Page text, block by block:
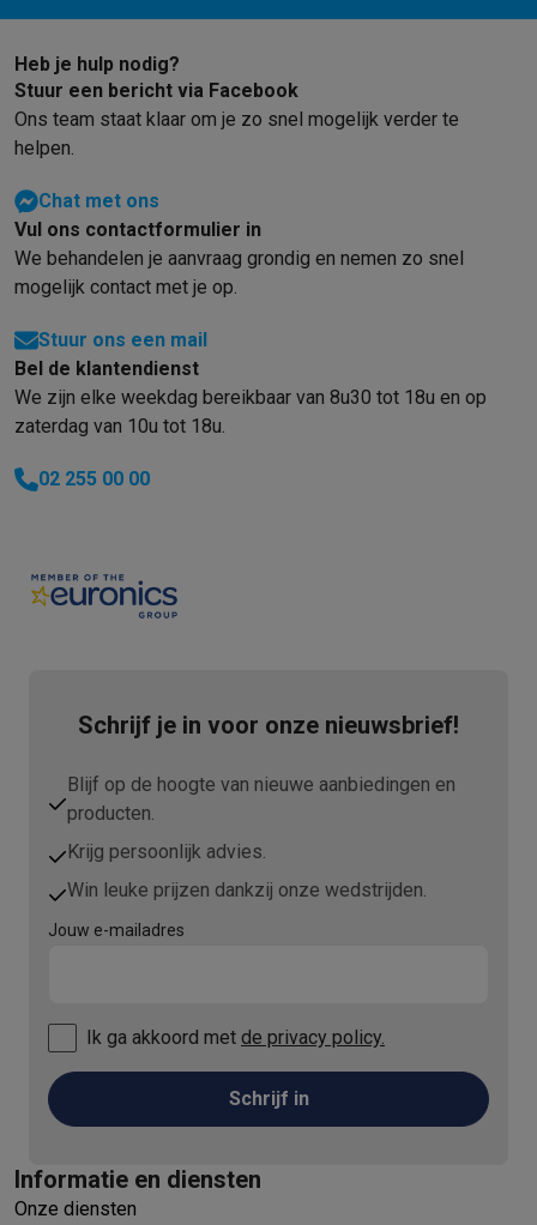
Heb je hulp nodig?
Stuur een bericht via Facebook
Ons team staat klaar om je zo snel mogelijk verder te
helpen.
Chat met ons
Vul ons contactformulier in
We behandelen je aanvraag grondig en nemen zo snel
mogelijk contact met je op.
Stuur ons een mail
Bel de klantendienst
We zijn elke weekdag bereikbaar van 8u30 tot 18u en op
zaterdag van 10u tot 18u.
02 255 00 00
Schrijf je in voor onze nieuwsbrief!
Blijf op de hoogte van nieuwe aanbiedingen en
producten.
Krijg persoonlijk advies.
Win leuke prijzen dankzij onze wedstrijden.
Jouw e-mailadres
Ik ga akkoord met de privacy policy.
Schrijf in
Informatie en diensten
Onze diensten